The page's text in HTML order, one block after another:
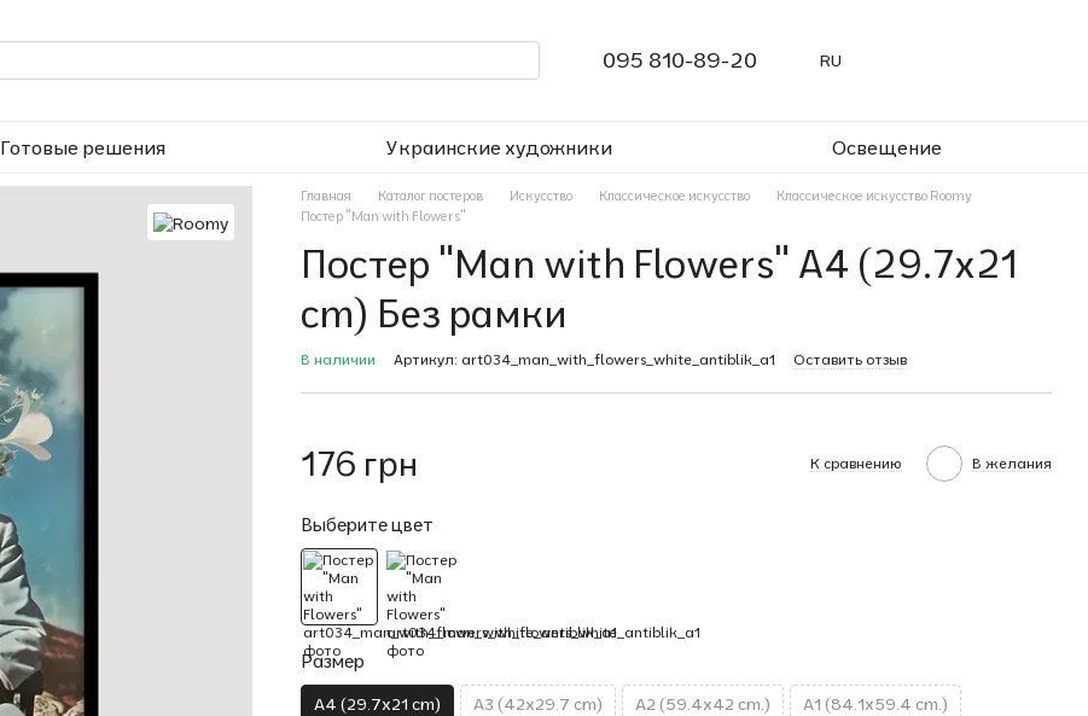
095 810-89-20 RU
Готовые решения Украинские художники Освещение
Главная Каталог постеров Искусство Классическое искусство
Классическое искусство Roomy
Постер "Man with Flowers"
Постер "Man with Flowers" A4 (29.7x21
cm) Без рамки
В наличии Артикул: art034_man_with_flowers_white_antiblik_a1 Оставить отзыв
176 грн К сравнению В желания
Выберите цвет
Размер
A4 (29.7x21 cm) A3 (42x29.7 cm) A2 (59.4x42 cm.) A1 (84.1x59.4 cm.)